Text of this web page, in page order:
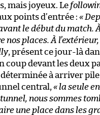
mais joyeux. Le
points d’entrée : «
le début du match.
places. À
, présent ce jour-là
coup devant les deux
à arriver pile
central, « la seule
tunnel, nous sommes
une place dans les